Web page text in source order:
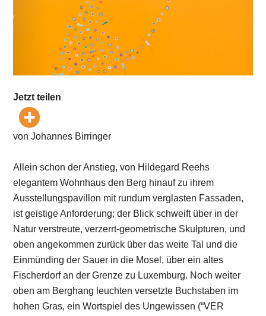
Jetzt teilen
von Johannes Birringer
Allein schon der Anstieg, von Hildegard Reehs
elegantem Wohnhaus den Berg hinauf zu ihrem
Ausstellungspavillon mit rundum verglasten Fassaden,
ist geistige Anforderung; der Blick schweift über in der
Natur verstreute, verzerrt-geometrische Skulpturen, und
oben angekommen zurück über das weite Tal und die
Einmünding der Sauer in die Mosel, über ein altes
Fischerdorf an der Grenze zu Luxemburg. Noch weiter
oben am Berghang leuchten versetzte Buchstaben im
hohen Gras, ein Wortspiel des Ungewissen (“VER